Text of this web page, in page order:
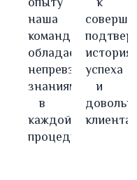
наша
команда
обладает
непревзойденными
знаниями
в
каждой
процедуре.
успеха
и